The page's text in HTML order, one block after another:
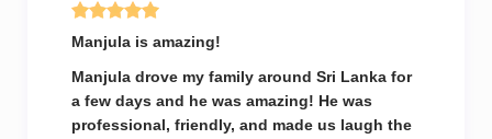
Manjula is amazing!
Manjula drove my family around Sri Lanka for
a few days and he was amazing! He was
professional, friendly, and made us laugh the